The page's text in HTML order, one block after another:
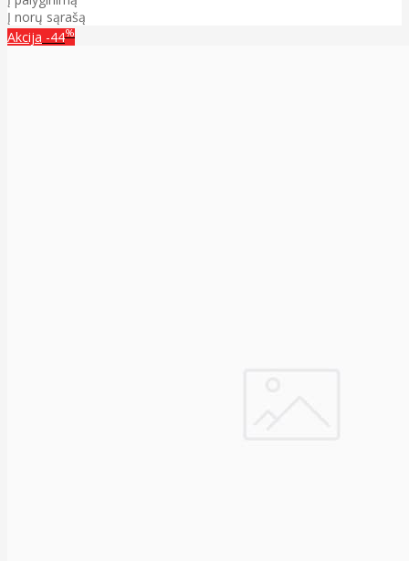
Į norų sąrašą
Akcija -44%